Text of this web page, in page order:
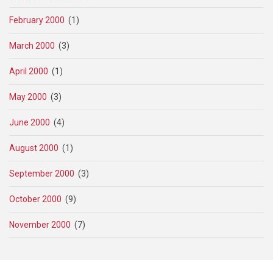
February 2000 (1)
March 2000 (3)
April 2000 (1)
May 2000 (3)
June 2000 (4)
August 2000 (1)
September 2000 (3)
October 2000 (9)
November 2000 (7)